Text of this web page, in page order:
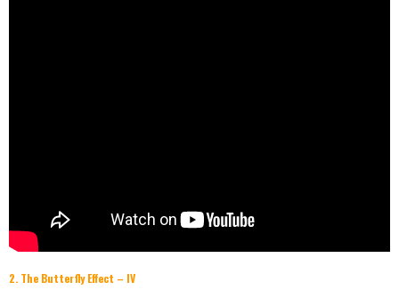
2. The Butterfly Effect – IV